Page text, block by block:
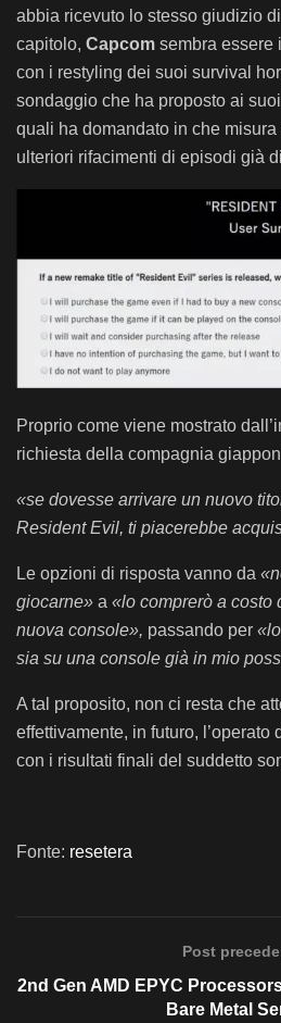
abbia ricevuto lo stesso giudizio
capitolo, Capcom sembra essere
con i restyling dei suoi survival
sondaggio che ha proposto ai
quali ha domandato in che
ulteriori rifacimenti di episodi già
Proprio come viene mostrato
richiesta della compagnia
«se dovesse arrivare un nuovo
Resident Evil, ti piacerebbe
Le opzioni di risposta vanno da
giocarne» a «lo comprerò a costo
nuova console», passando per
sia su una console già in mio
A tal proposito, non ci resta che
effettivamente, in futuro, l’operato
con i risultati finali del suddetto
Fonte: resetera
Post
2nd Gen AMD EPYC
Bare Metal